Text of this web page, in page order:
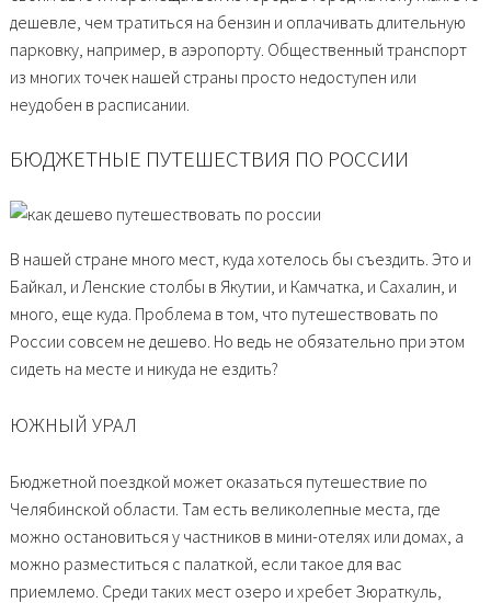
дешевле, чем тратиться на бензин и оплачивать длительную
парковку, например, в аэропорту. Общественный транспорт
из многих точек нашей страны просто недоступен или
неудобен в расписании.
БЮДЖЕТНЫЕ ПУТЕШЕСТВИЯ ПО РОССИИ
В нашей стране много мест, куда хотелось бы съездить. Это и
Байкал, и Ленские столбы в Якутии, и Камчатка, и Сахалин, и
много, еще куда. Проблема в том, что путешествовать по
России совсем не дешево. Но ведь не обязательно при этом
сидеть на месте и никуда не ездить?
ЮЖНЫЙ УРАЛ
Бюджетной поездкой может оказаться путешествие по
Челябинской области. Там есть великолепные места, где
можно остановиться у частников в мини-отелях или домах, а
можно разместиться с палаткой, если такое для вас
приемлемо. Среди таких мест озеро и хребет Зюраткуль,